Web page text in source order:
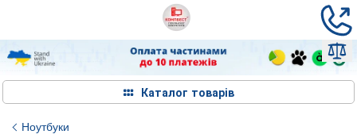
Каталог товарів
Ноутбуки